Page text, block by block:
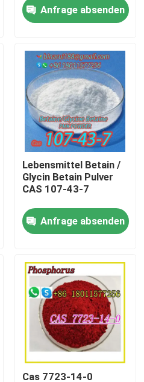
Rohstoff
2-Sulfonsäure
Anfrage absenden
Lebensmittel Betain /
Glycin Betain Pulver
CAS 107-43-7
Anfrage absenden
Cas 7723-14-0